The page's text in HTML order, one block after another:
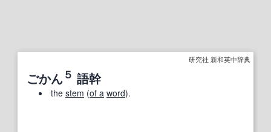
研究社 新和英中辞典
ごかん５ 語幹
the stem (of a word).